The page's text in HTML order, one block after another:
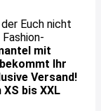
Euch nicht
mit
Ihr
Versand!
bis XXL